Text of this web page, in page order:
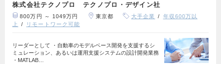
株式会社テクノプロ テクノプロ・デザイン社
800万円 ～ 1049万円 東京都 大手企業
年収600万以
上
リモートワーク可能
リーダーとして ・自動車のモデルベース開発を支援するシ
ミュレーション、あるいは運用支援システムの設計開発業務
・MATLAB…